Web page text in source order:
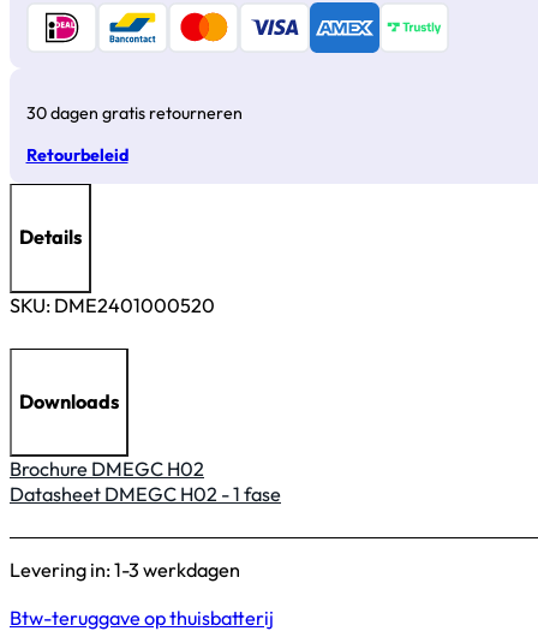
20kWh
30 dagen gratis retourneren
Retourbeleid
Details
SKU: DME2401000520
Downloads
Brochure DMEGC H02
Datasheet DMEGC H02 - 1 fase
Levering in: 1-3 werkdagen
Btw-teruggave op thuisbatterij